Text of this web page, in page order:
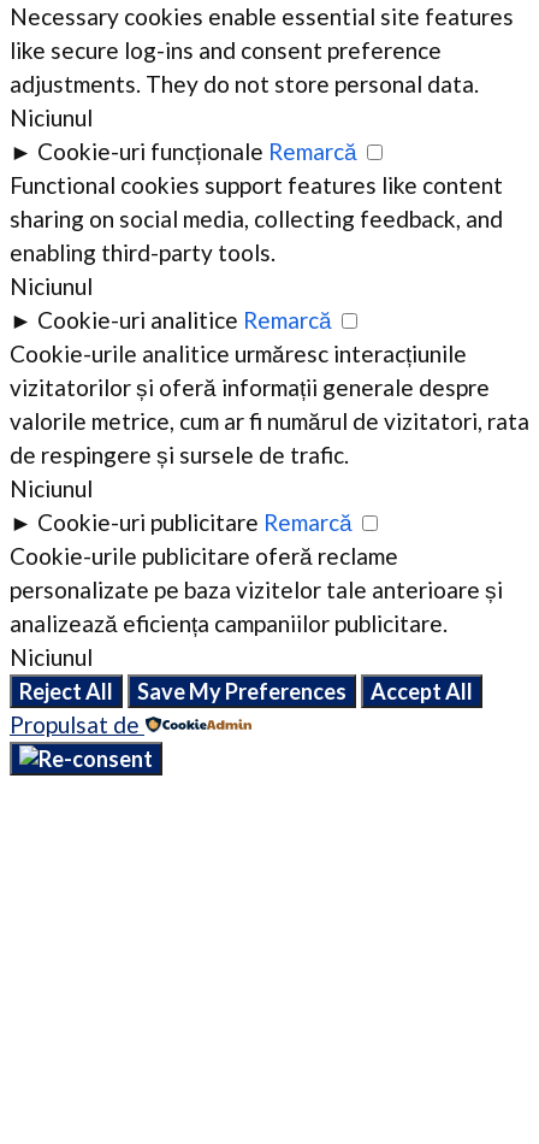
Necessary cookies enable essential site features
like secure log-ins and consent preference
adjustments. They do not store personal data.
Niciunul
► Cookie-uri funcționale Remarcă
Functional cookies support features like content
sharing on social media, collecting feedback, and
enabling third-party tools.
Niciunul
► Cookie-uri analitice Remarcă
Cookie-urile analitice urmăresc interacțiunile
vizitatorilor și oferă informații generale despre
valorile metrice, cum ar fi numărul de vizitatori, rata
de respingere și sursele de trafic.
Niciunul
► Cookie-uri publicitare Remarcă
Cookie-urile publicitare oferă reclame
personalizate pe baza vizitelor tale anterioare și
analizează eficiența campaniilor publicitare.
Niciunul
Reject All Save My Preferences Accept All
Propulsat de